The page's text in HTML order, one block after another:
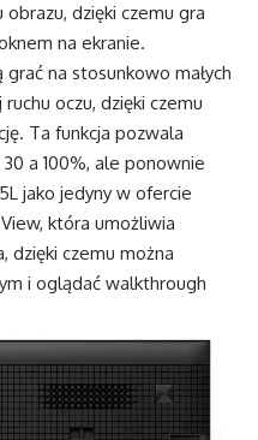
dzięki czemu gra
na ekranie.
na stosunkowo małych
oczu, dzięki czemu
Ta funkcja pozwala
a 100%, ale ponownie
jako jedyny w ofercie
która umożliwia
dzięki czemu można
i oglądać walkthrough